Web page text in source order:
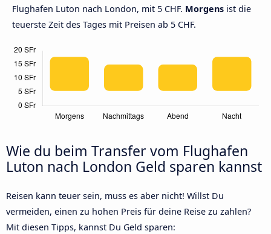
Flughafen Luton nach London, mit 5 CHF. Morgens ist die
teuerste Zeit des Tages mit Preisen ab 5 CHF.
Wie du beim Transfer vom Flughafen
Luton nach London Geld sparen kannst
Reisen kann teuer sein, muss es aber nicht! Willst Du
vermeiden, einen zu hohen Preis für deine Reise zu zahlen?
Mit diesen Tipps, kannst Du Geld sparen: